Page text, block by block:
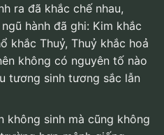
ra đã khắc chế nhau,
hành đã ghi: Kim khắc
khắc Thuỷ, Thuỷ khắc hoả
không có nguyên tố nào
tương sinh tương sắc lẫn
không sinh mà cũng không